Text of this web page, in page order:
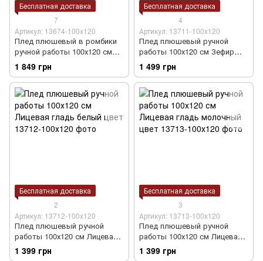
Бесплатная доставка
7
Артикул: 13674-100х120
Плед плюшевый в ромбики
ручной работы 100х120 см
белый цвет
1 849 грн
Бесплатная доставка
4
Артикул: 13711-100х120
Плед плюшевый ручной
работы 100х120 см Зефир
молочный цвет
1 499 грн
Бесплатная доставка
2
Артикул: 13712-100х120
Плед плюшевый ручной
работы 100х120 см Лицевая
гладь белый цвет
1 399 грн
Бесплатная доставка
3
Артикул: 13713-100х120
Плед плюшевый ручной
работы 100х120 см Лицевая
гладь молочный цвет
1 399 грн